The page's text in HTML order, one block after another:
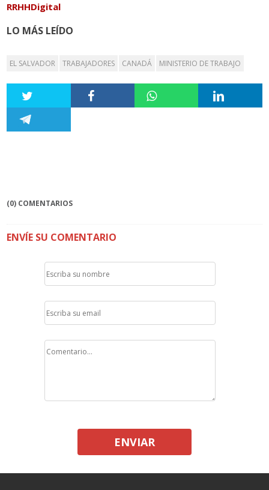
RRHHDigital
LO MÁS LEÍDO
EL SALVADOR TRABAJADORES CANADÁ MINISTERIO DE TRABAJO
(0) COMENTARIOS
ENVÍE SU COMENTARIO
ENVIAR